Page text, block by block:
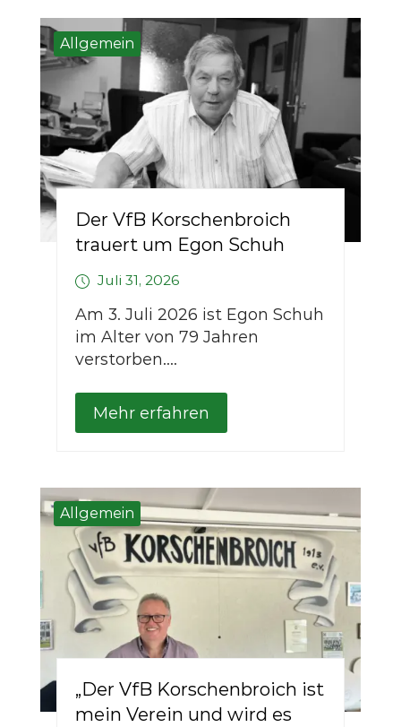
Allgemein
Der VfB Korschenbroich
trauert um Egon Schuh
Juli 31, 2026
Am 3. Juli 2026 ist Egon Schuh
im Alter von 79 Jahren
verstorben....
Mehr erfahren
Allgemein
„Der VfB Korschenbroich ist
mein Verein und wird es